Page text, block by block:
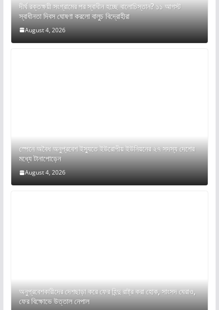
দীর্ঘ রক্তক্ষয়ী সংগ্রামের পর স্বাধীন হচ্ছে বালোচিস্তান? ১১ আগস্ট
স্বাধীনতা দিবস ঘোষণা করলো বালুচ বিদ্রোহীরা
August 4, 2026
স্পেনে অবৈধ অনুপ্রবেশ ইস্যুতে ইউরোপীয় ইউনিয়নের ২৭ সদস্য দেশের
মধ্যে টানাপোড়েন
August 4, 2026
অনুপ্রবেশকারীদের দেশছাড়া করে ফের হিন্দু রাষ্ট্র করা হোক, সাংসদ ঘেরাও,
ফের বিক্ষোভে উত্তাল নেপাল